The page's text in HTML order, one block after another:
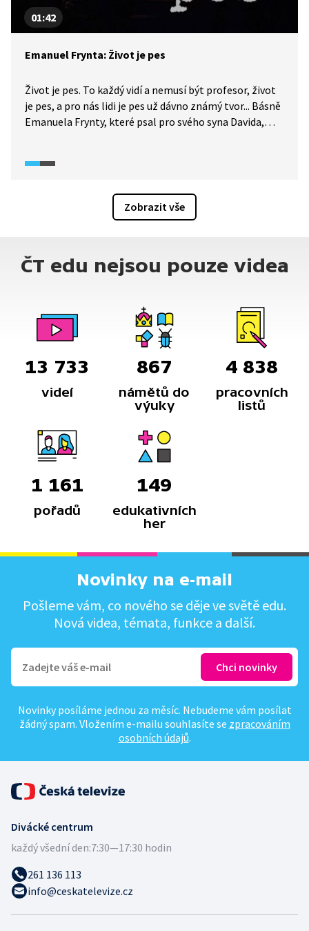
01:42
Emanuel Frynta: Život je pes
Život je pes. To každý vidí a nemusí být profesor, život
je pes, a pro nás lidi je pes už dávno známý tvor... Básně
Emanuela Frynty, které psal pro svého syna Davida,
můžeme poslechnout píseň Život je pes.
Zobrazit vše
ČT edu nejsou pouze videa
13 733
videí
867
námětů do
výuky
4 838
pracovních
listů
1 161
pořadů
149
edukativních
her
Novinky na e-mail
Pošleme vám, co nového se děje ve světě edu.
Nová videa, témata, funkce a další.
Novinky posíláme jednou za měsíc. Nebudeme vám posílat
žádný spam. Vložením e-mailu souhlasíte se zpracováním
osobních údajů.